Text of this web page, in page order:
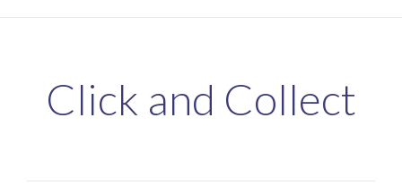
Click and Collect